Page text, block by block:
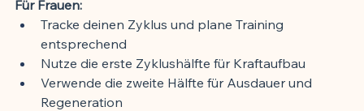
Für Frauen:
Tracke deinen Zyklus und plane Training
entsprechend
Nutze die erste Zyklushälfte für Kraftaufbau
Verwende die zweite Hälfte für Ausdauer und
Regeneration